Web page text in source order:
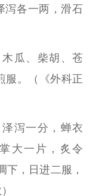
泻各一两，滑石
瓜、柴胡、苍
服。（《外科正
泻一分，蝉衣
大一片，炙令
，日进二服，